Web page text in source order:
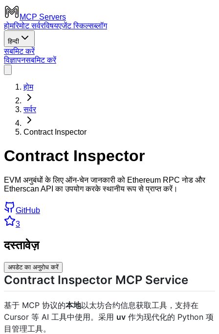
MCP Servers
होमरिमोट सर्वरविषयएजेंट स्किल्सब्लॉग
हिन्दी
सबमिट करें
विज्ञापनसबमिट करें
होम
सर्वर
Contract Inspector
Contract Inspector
EVM अनुबंधों के लिए ऑन-चेन जानकारी को Ethereum RPC नोड और
Etherscan API का उपयोग करके स्थानीय रूप से प्राप्त करें।
GitHub
3
दस्तावेज़
अपडेट का अनुरोध करें
Contract Inspector MCP Service
基于 MCP 协议的本地以太坊合约信息获取工具，支持在
Cursor 等 AI 工具中使用。采用 uv 作为现代化的 Python 项
目管理工具。